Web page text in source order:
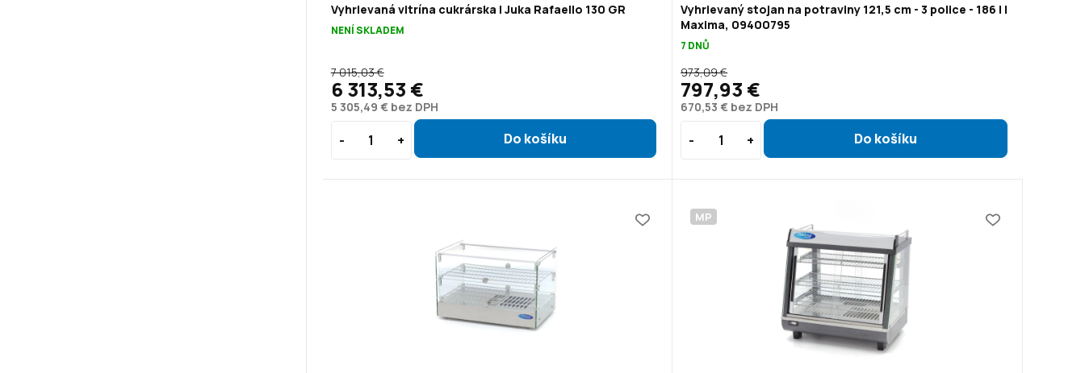
Vyhrievaná vitrína cukrárska | Juka Rafaello 130 GR
NENÍ SKLADEM
5 305,49 € bez DPH
7 015,03 €
6 313,53 €
Vyhrievaný stojan na potraviny 121,5 cm - 3 police - 186 l |
Maxima, 09400795
7 DNŮ
670,53 € bez DPH
973,09 €
797,93 €
MP